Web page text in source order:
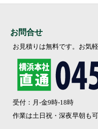
お問合せ
お見積りは無料です。お気
受付：月-金9時-18時
作業は土日祝・深夜早朝も可